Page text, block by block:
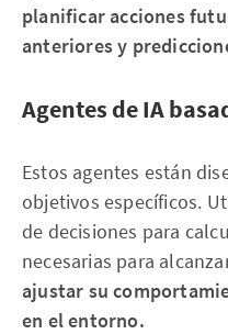
planificar acciones
anteriores y
Agentes de IA
Estos agentes están
objetivos específicos.
de decisiones para
necesarias para
ajustar su
en el entorno.